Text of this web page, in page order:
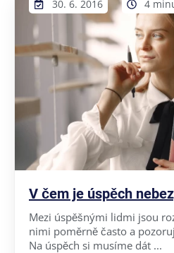
30. 6. 2016 4
V čem je úspěch
Mezi úspěšnými lidmi jsou
nimi poměrně často a
Na úspěch si musíme dát ...